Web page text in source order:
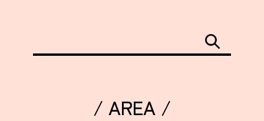
/ AREA /